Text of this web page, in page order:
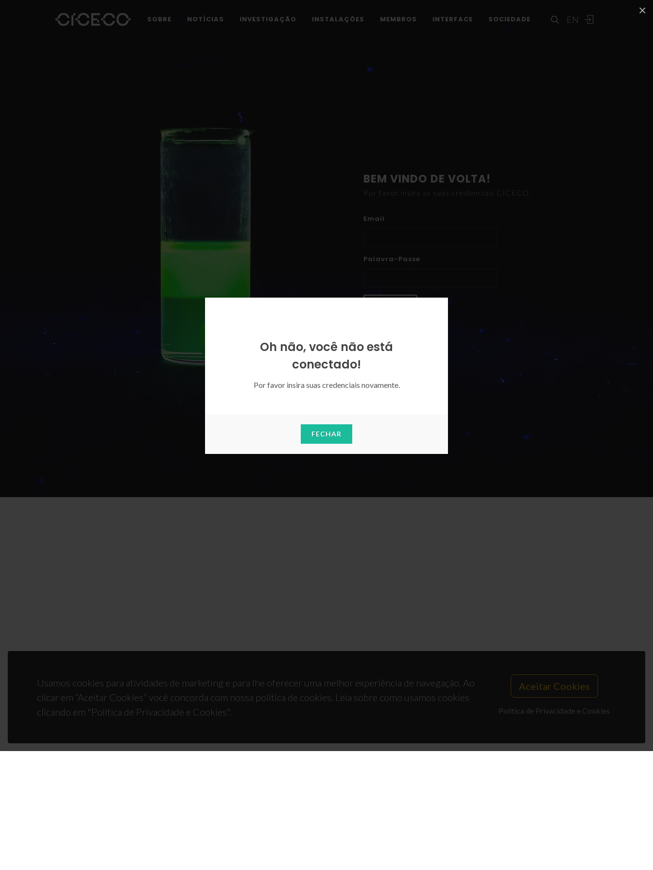
Oh não, você não está
conectado!
Por favor insira suas credenciais novamente.
FECHAR
×
EN
SOBRE NOTÍCIAS INVESTIGAÇÃO INSTALAÇÕES MEMBROS INTERFACE SOCIEDADE
BEM VINDO DE VOLTA!
Por favor insira as suas credenciais CICECO.
Email
Palavra-Passe
Usamos cookies para atividades de marketing e para lhe oferecer uma melhor experiência de navegação. Ao
clicar em “Aceitar Cookies” você concorda com nossa política de cookies. Leia sobre como usamos cookies
clicando em "Política de Privacidade e Cookies".
Aceitar Cookies
Política de Privacidade e Cookies